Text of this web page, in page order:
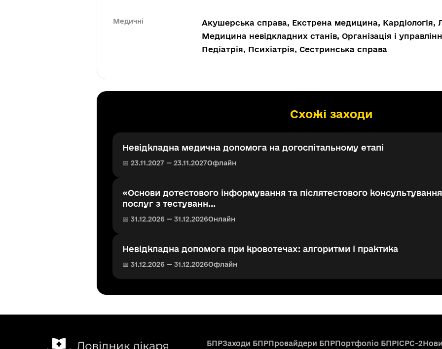
Медичні
Акушерська справа, Екстрена медицина, Кардіологія,
Медицина невідкладних станів, Організація і
Педіатрія, Психіатрія, Сестринська справа
Схожі заходи
Невідкладна медична допомога на догоспітальному етапі
📅 23.11.2027 — 23.11.2027Офлайн
«Основи дотестового інформування та післятестового
послуг з тестуванн...
📅 31.12.2026 — 31.12.2026Онлайн
Невідкладна допомога при кровотечах: алгоритми і практика
📅 31.12.2026 — 31.12.2026Офлайн
БПРЗаходи БПРПровайдери БПРПортфоліо БПРICPC-2